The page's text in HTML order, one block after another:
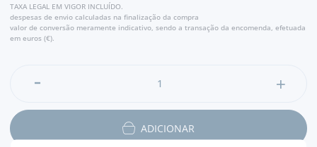
TAXA LEGAL EM VIGOR INCLUÍDO.
despesas de envio calculadas na finalização da compra
valor de conversão meramente indicativo, sendo a transação da encomenda, efetuada
em euros (€).
ADICIONAR